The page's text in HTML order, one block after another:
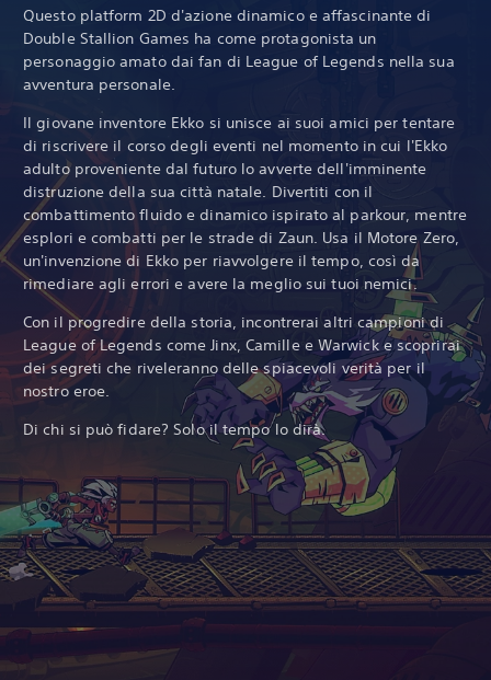
Questo platform 2D d'azione dinamico e affascinante di
Double Stallion Games ha come protagonista un
personaggio amato dai fan di League of Legends nella sua
avventura personale.
Il giovane inventore Ekko si unisce ai suoi amici per tentare
di riscrivere il corso degli eventi nel momento in cui l'Ekko
adulto proveniente dal futuro lo avverte dell'imminente
distruzione della sua città natale. Divertiti con il
combattimento fluido e dinamico ispirato al parkour, mentre
esplori e combatti per le strade di Zaun. Usa il Motore Zero,
un'invenzione di Ekko per riavvolgere il tempo, così da
rimediare agli errori e avere la meglio sui tuoi nemici.
Con il progredire della storia, incontrerai altri campioni di
League of Legends come Jinx, Camille e Warwick e scoprirai
dei segreti che riveleranno delle spiacevoli verità per il
nostro eroe.
Di chi si può fidare? Solo il tempo lo dirà.